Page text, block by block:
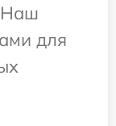
Наш
для